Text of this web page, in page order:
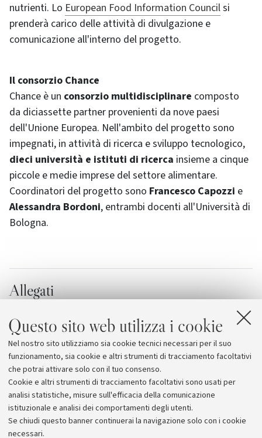
Questo sito web utilizza i cookie
Nel nostro sito utilizziamo sia cookie tecnici necessari per il suo
funzionamento, sia cookie e altri strumenti di tracciamento facoltativi
che potrai attivare solo con il tuo consenso.
Cookie e altri strumenti di tracciamento facoltativi sono usati per
analisi statistiche, misure sull'efficacia della comunicazione
istituzionale e analisi dei comportamenti degli utenti.
Se chiudi questo banner continuerai la navigazione solo con i cookie
necessari.
nutrienti. Lo European Food Information Councilsi
prenderà carico delle attività di divulgazione e
comunicazione all'interno del progetto.
Il consorzio Chance
Chance è un consorzio multidisciplinare composto
da diciassette partner provenienti da nove paesi
dell'Unione Europea. Nell'ambito del progetto sono
impegnati, in attività di ricerca e sviluppo tecnologico,
dieci università e istituti di ricerca insieme a cinque
piccole e medie imprese del settore alimentare.
Coordinatori del progetto sono Francesco Capozzi e
Alessandra Bordoni, entrambi docenti all'Università di
Bologna.
Allegati
European Food Information Council
Giornata mondiale dell'alimentazione